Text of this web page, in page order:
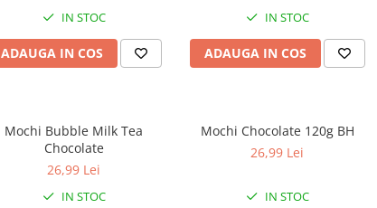
IN STOC
ADAUGA IN COS
IN STOC
ADAUGA IN COS
Mochi Bubble Milk Tea
Chocolate
26,99 Lei
IN STOC
Mochi Chocolate 120g BH
26,99 Lei
IN STOC